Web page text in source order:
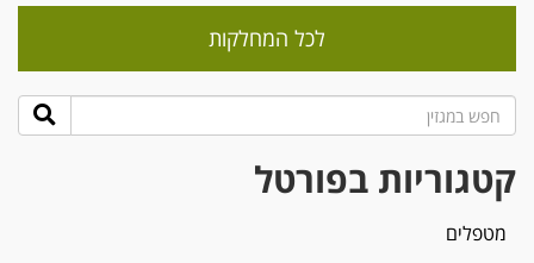
לכל המחלקות
קטגוריות בפורטל
מטפלים